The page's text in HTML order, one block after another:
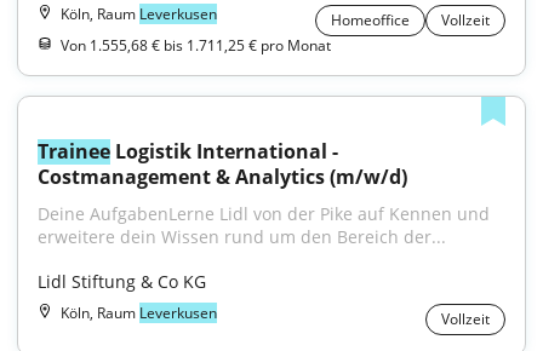
Köln, Raum Leverkusen Homeoffice
Vollzeit
Von 1.555,68 € bis 1.711,25 € pro Monat
Trainee Logistik International -
Costmanagement & Analytics (m/w/d)
Deine AufgabenLerne Lidl von der Pike auf Kennen und
erweitere dein Wissen rund um den Bereich der...
Lidl Stiftung & Co KG
Köln, Raum Leverkusen Vollzeit